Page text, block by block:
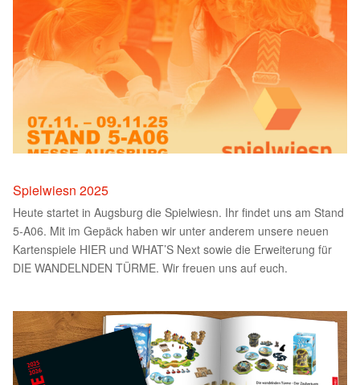
Spielwiesn 2025
Heute startet in Augsburg die Spielwiesn. Ihr findet uns am Stand
5-A06. Mit im Gepäck haben wir unter anderem unsere neuen
Kartenspiele HIER und WHAT’S Next sowie die Erweiterung für
DIE WANDELNDEN TÜRME. Wir freuen uns auf euch.